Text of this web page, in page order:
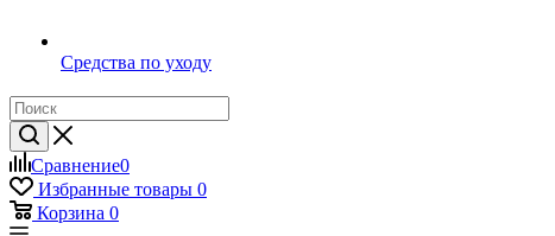
Средства по уходу
Сравнение0
Избранные товары 0
Корзина 0